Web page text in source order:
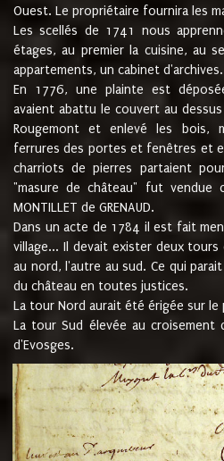
Ouest. Le propriétaire fournira les
Les scellés de 1741 nous
étages, au premier la cuisine, au
appartements, un cabinet
En 1776, une plainte est
avaient abattu le couvert au
Rougemont et enlevé les bois,
ferrures des portes et fenêtres et
charriots de pierres partaient
"masure de château" fut vendue
MONTILLET de GRENAUD.
Dans un acte de 1784 il est fait
village... Il devait exister deux tours
au nord, l'autre au sud. Ce qui
du château en toutes justices.
La tour Nord aurait été érigée sur le
La tour Sud élevée au croisement
d'Evosges.